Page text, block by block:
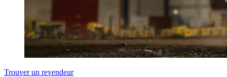
Trouver un revendeur